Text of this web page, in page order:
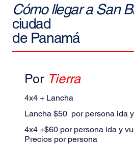
Cómo llegar a San
ciudad
de Panamá
Por Tierra
4x4 + Lancha
Lancha $50 por persona ida
4x4 +$60 por persona ida y
Precios por persona